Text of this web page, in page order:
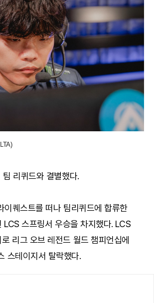
리퀴드와 결별했다.
퀘스트를 떠나 팀리퀴드에 합류한
스프링서 우승을 차지했다. LCS
리그 오브 레전드 월드 챔피언십에
스테이지서 탈락했다.